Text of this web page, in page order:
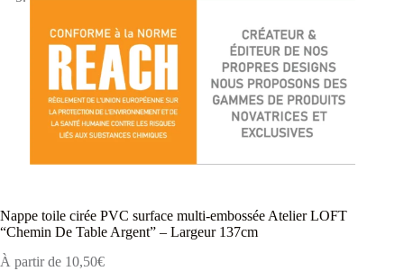
Nappe toile cirée PVC surface multi-embossée Atelier LOFT
“Chemin De Table Argent” – Largeur 137cm
À partir de 10,50€